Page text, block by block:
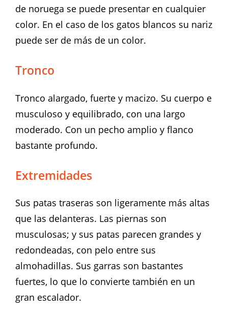
de noruega se puede presentar en cualquier
color. En el caso de los gatos blancos su nariz
puede ser de más de un color.
Tronco
Tronco alargado, fuerte y macizo. Su cuerpo e
musculoso y equilibrado, con una largo
moderado. Con un pecho amplio y flanco
bastante profundo.
Extremidades
Sus patas traseras son ligeramente más altas
que las delanteras. Las piernas son
musculosas; y sus patas parecen grandes y
redondeadas, con pelo entre sus
almohadillas. Sus garras son bastantes
fuertes, lo que lo convierte también en un
gran escalador.